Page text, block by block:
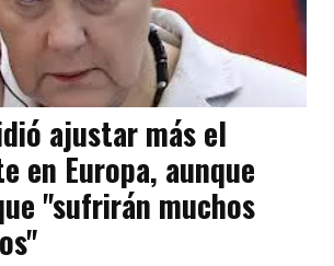
ajustar más el
en Europa, aunque
"sufrirán muchos